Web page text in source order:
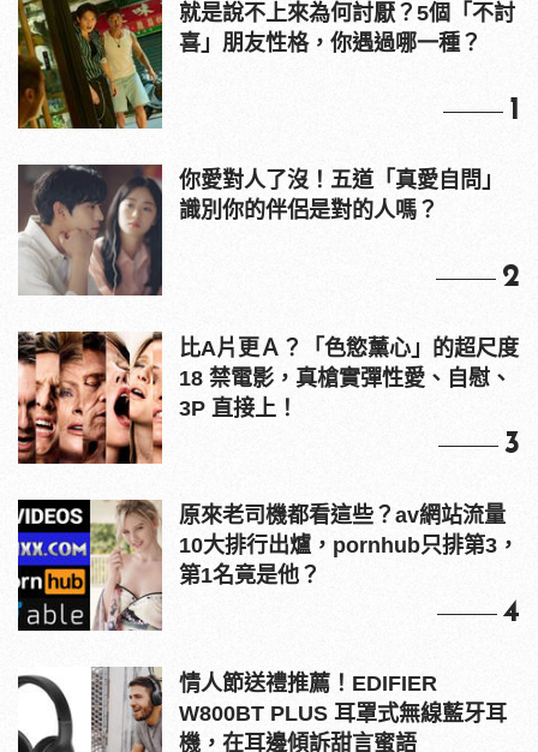
就是說不上來為何討厭？5個「不討
喜」朋友性格，你遇過哪一種？
1
你愛對人了沒！五道「真愛自問」
識別你的伴侶是對的人嗎？
2
比A片更Ａ？「色慾薰心」的超尺度
18 禁電影，真槍實彈性愛、自慰、
3P 直接上！
3
原來老司機都看這些？av網站流量
10大排行出爐，pornhub只排第3，
第1名竟是他？
4
情人節送禮推薦！EDIFIER
W800BT PLUS 耳罩式無線藍牙耳
機，在耳邊傾訴甜言蜜語